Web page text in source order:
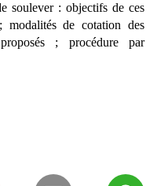
soulever : objectifs de ces
modalités de cotation des
; procédure par